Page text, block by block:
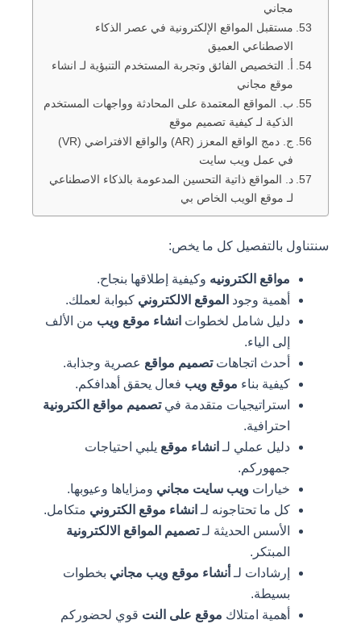
مجاني
مستقبل المواقع الإلكترونية في عصر الذكاء
الاصطناعي العميق
أ. التخصيص الفائق وتجربة المستخدم التنبؤية لـ انشاء
موقع مجاني
ب. المواقع المعتمدة على المحادثة وواجهات المستخدم
الذكية لـ كيفية تصميم موقع
ج. دمج الواقع المعزز (AR) والواقع الافتراضي (VR)
في عمل ويب سايت
د. المواقع ذاتية التحسين المدعومة بالذكاء الاصطناعي
لـ موقع الويب الخاص بي
سنتناول بالتفصيل كل ما يخص:
مواقع الكترونيهوكيفية إطلاقها بنجاح.
أهمية وجودالموقع الالكترونيكبوابة لعملك.
دليل شامل لخطواتانشاء موقع ويبمن الألف
إلى الياء.
أحدث اتجاهاتتصميم مواقععصرية وجذابة.
كيفية بناءموقع ويبفعال يحقق أهدافكم.
استراتيجيات متقدمة في تصميم مواقع الكترونية
احترافية.
دليل عملي لـانشاء موقعيلبي احتياجات
جمهوركم.
خياراتويب سايت مجانيومزاياها وعيوبها.
كل ما تحتاجونه لـانشاء موقع الكترونيمتكامل.
الأسس الحديثة لـتصميم المواقع الالكترونية
المبتكر.
إرشادات لـأنشاء موقع ويب مجانيبخطوات
بسيطة.
أهمية امتلاكموقع على النتقوي لحضوركم